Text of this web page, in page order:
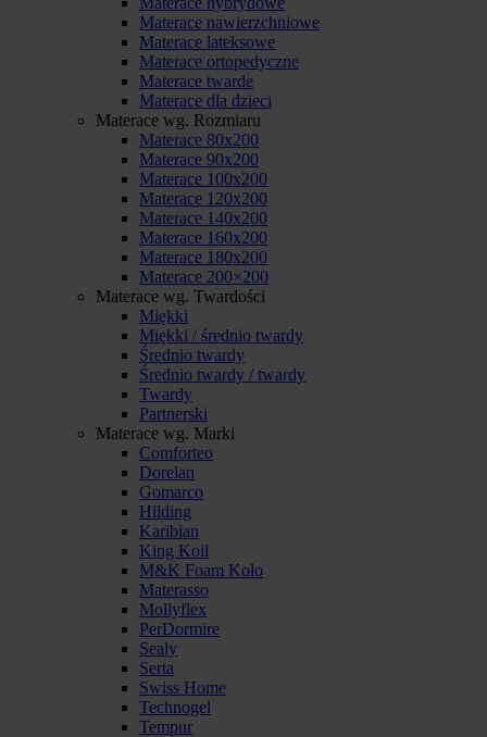
Materace nawierzchniowe
Materace lateksowe
Materace ortopedyczne
Materace twarde
Materace dla dzieci
Materace wg. Rozmiaru
Materace 80x200
Materace 90x200
Materace 100x200
Materace 120x200
Materace 140x200
Materace 160x200
Materace 180x200
Materace 200×200
Materace wg. Twardości
Miękki
Miękki / średnio twardy
Średnio twardy
Średnio twardy / twardy
Twardy
Partnerski
Materace wg. Marki
Comforteo
Dorelan
Gomarco
Hilding
Karibian
King Koil
M&K Foam Koło
Materasso
Mollyflex
PerDormire
Sealy
Serta
Swiss Home
Technogel
Tempur